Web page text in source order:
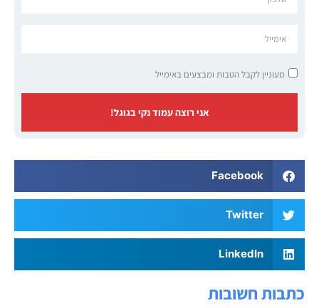
מעוניין לקבל הטבות ומבצעים באימייל
אני רוצה עמוד נקי בגוגל!
Facebook
Twitter
LinkedIn
כתבות חשובות